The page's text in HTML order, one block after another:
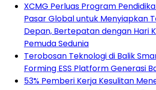
XCMG Perluas Program
Pasar Global untuk Menyiapkan
Depan, Bertepatan dengan Hari
Pemuda Sedunia
Terobosan Teknologi di Balik
Forming ESS Platform Generasi
53% Pemberi Kerja Kesulitan